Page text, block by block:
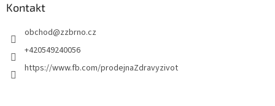
Kontakt
obchod@zzbrno.cz
+420549240056
https://www.fb.com/prodejnaZdravyzivot